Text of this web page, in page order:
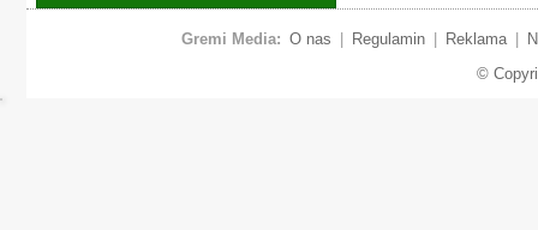
Gremi Media: O nas Regulamin Reklama
©